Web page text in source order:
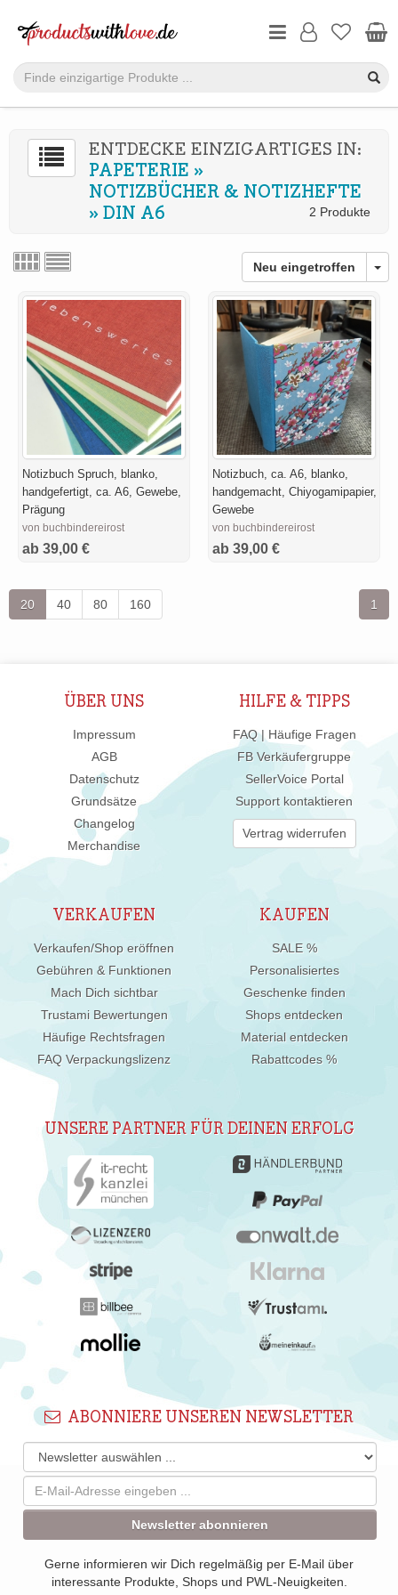
ENTDECKE EINZIGARTIGES IN:
PAPETERIE »
NOTIZBÜCHER & NOTIZHEFTE
»DIN A6 2 Produkte
Neu eingetroffen
Notizbuch Spruch, blanko,
handgefertigt, ca. A6, Gewebe,
Prägung
von buchbindereirost
ab 39,00 €
Notizbuch, ca. A6, blanko,
handgemacht, Chiyogamipapier,
Gewebe
von buchbindereirost
ab 39,00 €
20 40 80 160 1
ÜBER UNS
Impressum
AGB
Datenschutz
Grundsätze
Changelog
Merchandise
HILFE & TIPPS
FAQ | Häufige Fragen
FB Verkäufergruppe
SellerVoice Portal
Support kontaktieren
Vertrag widerrufen
VERKAUFEN
Verkaufen/Shop eröffnen
Gebühren & Funktionen
Mach Dich sichtbar
Trustami Bewertungen
Häufige Rechtsfragen
FAQ Verpackungslizenz
KAUFEN
SALE %
Personalisiertes
Geschenke finden
Shops entdecken
Material entdecken
Rabattcodes %
UNSERE PARTNER FÜR DEINEN ERFOLG
ABONNIERE UNSEREN NEWSLETTER
Newsletter abonnieren
Gerne informieren wir Dich regelmäßig per E-Mail über
interessante Produkte, Shops und PWL-Neuigkeiten.